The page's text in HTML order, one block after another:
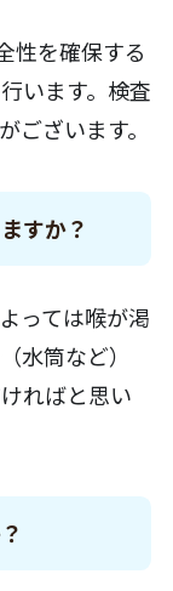
性を確保する
います。検査
ございます。
すか？
っては喉が渇
水筒など）
ればと思い